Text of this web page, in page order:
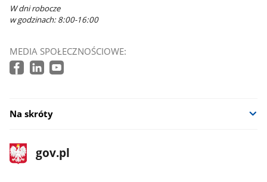
W dni robocze
w godzinach: 8:00-16:00
MEDIA SPOŁECZNOŚCIOWE:
Na skróty
stopka
gov.pl
Strona
gov.pl